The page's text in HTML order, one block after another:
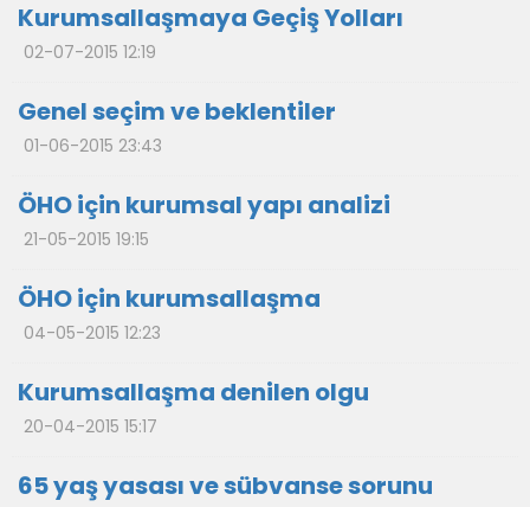
Kurumsallaşmaya Geçiş Yolları
02-07-2015 12:19
Genel seçim ve beklentiler
01-06-2015 23:43
ÖHO için kurumsal yapı analizi
21-05-2015 19:15
ÖHO için kurumsallaşma
04-05-2015 12:23
Kurumsallaşma denilen olgu
20-04-2015 15:17
65 yaş yasası ve sübvanse sorunu